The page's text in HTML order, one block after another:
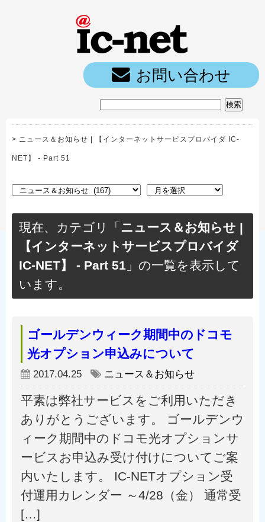
お問い合わせ
> ニュース＆お知らせ | 【インターネットサービスプロバイダ IC-
NET】 - Part 51
現在、カテゴリ「 ニュース＆お知らせ |
【インターネットサービスプロバイダ
IC-NET】 - Part 51 」の一覧を表示して
います。
ゴールデンウィーク期間中のドコモ
光オプション申込みについて
2017.04.25 ニュース＆お知らせ
平素は弊社サービスをご利用いただき
ありがとうございます。 ゴールデンウ
ィーク期間中のドコモ光オプションサ
ービスお申込み受け付けについてご案
内いたします。 IC-NETオプション受
付運用カレンダー ～4/28（金） 通常受
[…]